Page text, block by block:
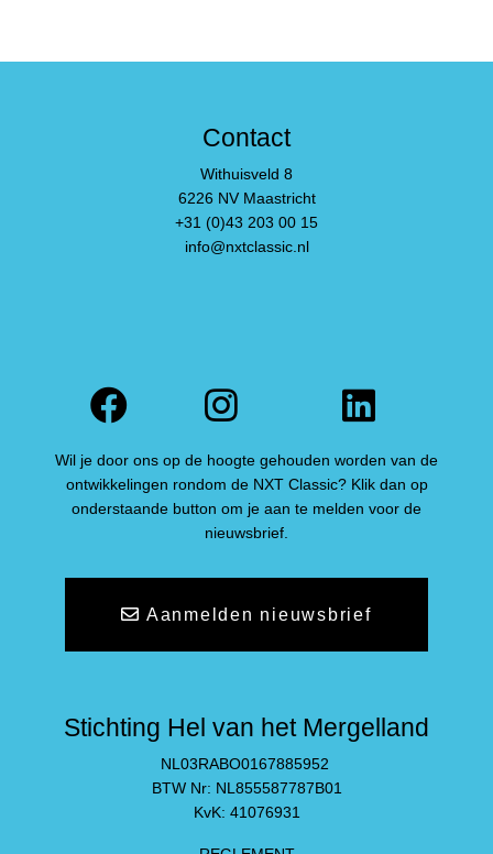
Contact
Withuisveld 8
6226 NV Maastricht
+31 (0)43 203 00 15
info@nxtclassic.nl
FacebookInstagram
Wil je door ons op de hoogte gehouden worden van de
ontwikkelingen rondom de NXT Classic? Klik dan op
onderstaande button om je aan te melden voor de
nieuwsbrief.
Aanmelden nieuwsbrief
Stichting Hel van het Mergelland
NL03RABO0167885952
BTW Nr: NL855587787B01
KvK: 41076931